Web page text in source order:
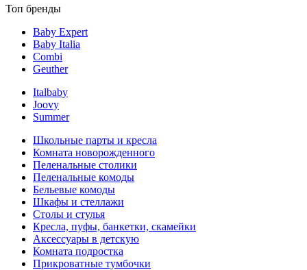
Топ бренды
Baby Expert
Baby Italia
Combi
Geuther
Italbaby
Joovy
Summer
Школьные парты и кресла
Комната новорожденного
Пеленальные столики
Пеленальные комоды
Бельевые комоды
Шкафы и стеллажи
Столы и стулья
Кресла, пуфы, банкетки, скамейки
Аксессуары в детскую
Комната подростка
Прикроватные тумбочки